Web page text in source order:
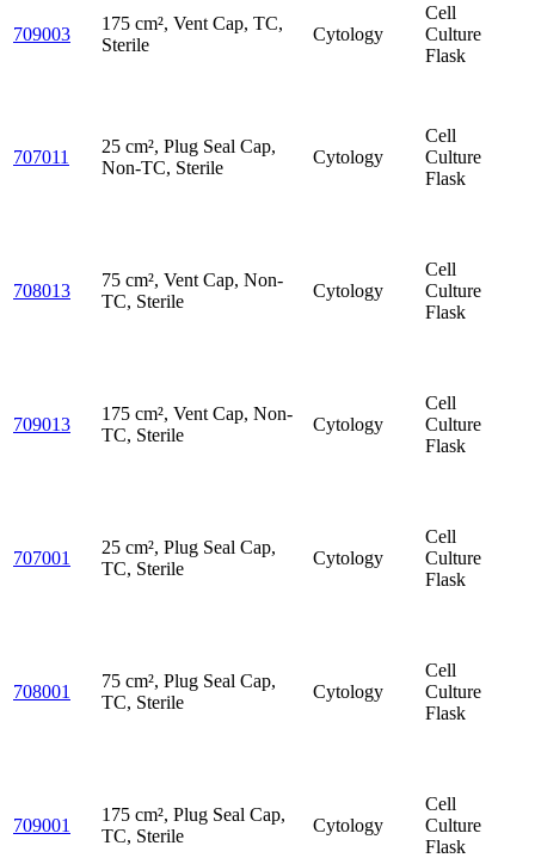
709003
175 cm², Vent Cap, TC,
Sterile
Cytology
Cell
Culture
Flask
707011
25 cm², Plug Seal Cap,
Non-TC, Sterile
Cytology
Cell
Culture
Flask
708013
75 cm², Vent Cap, Non-
TC, Sterile
Cytology
Cell
Culture
Flask
709013
175 cm², Vent Cap, Non-
TC, Sterile
Cytology
Cell
Culture
Flask
707001
25 cm², Plug Seal Cap,
TC, Sterile
Cytology
Cell
Culture
Flask
708001
75 cm², Plug Seal Cap,
TC, Sterile
Cytology
Cell
Culture
Flask
709001
175 cm², Plug Seal Cap,
TC, Sterile
Cytology
Cell
Culture
Flask